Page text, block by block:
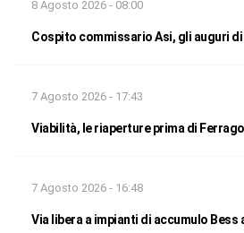
8 Agosto 2026 - 08:00
Cospito commissario Asi, gli auguri
7 Agosto 2026 - 17:43
Viabilità, le riaperture prima di
7 Agosto 2026 - 16:48
Via libera a impianti di accumulo Bess